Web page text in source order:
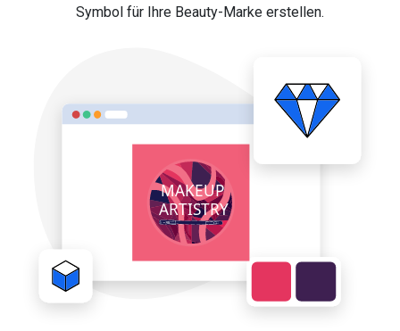
Symbol für Ihre Beauty-Marke erstellen.